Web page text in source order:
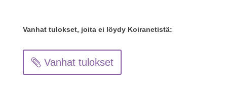
Vanhat tulokset, joita ei löydy Koiranetistä:
Vanhat tulokset